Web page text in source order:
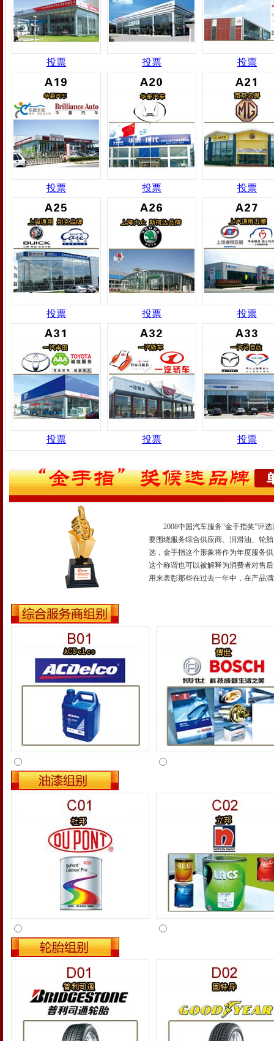
投票 投票 投票
投票 投票 投票
投票 投票 投票
投票 投票 投票
2008中国汽车服务“金手指奖”评选
要围绕服务综合供应商、润滑油、轮
选，金手指这个形象将作为年度服务
这个称谓也可以被解释为消费者对售
用来表彰那些在过去一年中，在产品